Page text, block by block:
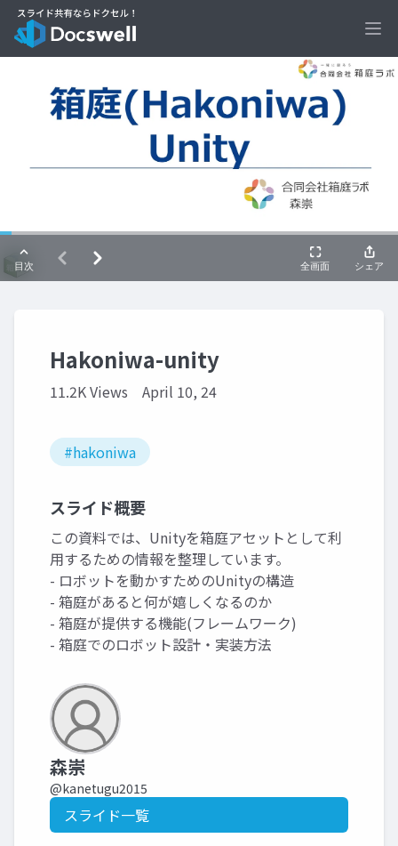
Hakoniwa-unity
11.2K Views April 10, 24
#hakoniwa
スライド概要
この資料では、Unityを箱庭アセットとして利
用するための情報を整理しています。
- ロボットを動かすためのUnityの構造
- 箱庭があると何が嬉しくなるのか
- 箱庭が提供する機能(フレームワーク)
- 箱庭でのロボット設計・実装方法
森崇
@kanetugu2015
スライド一覧